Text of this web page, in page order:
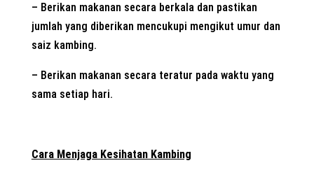
– Berikan makanan secara berkala dan pastikan
jumlah yang diberikan mencukupi mengikut umur dan
saiz kambing.
– Berikan makanan secara teratur pada waktu yang
sama setiap hari.
Cara Menjaga Kesihatan Kambing